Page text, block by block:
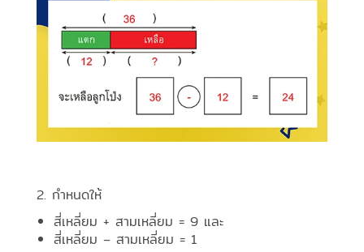
2. กำหนดให้
สี่เหลี่ยม + สามเหลี่ยม = 9 และ
สี่เหลี่ยม – สามเหลี่ยม = 1